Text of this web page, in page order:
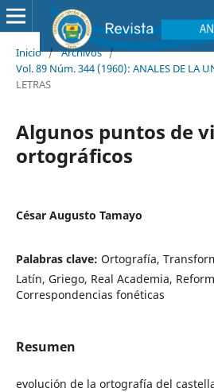
Inicio / Archivos /
Vol. 89 Núm. 344 (1960): ANALES DE LA
LETRAS
Algunos puntos de
ortográficos
César Augusto Tamayo
Palabras clave: Ortografía,
Latín, Griego, Real Academia,
Correspondencias fonéticas
Resumen
evolución de la ortografía del